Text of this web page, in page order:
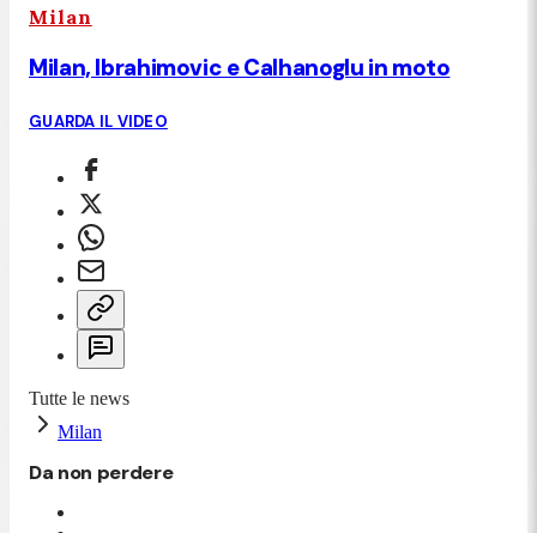
Milan
Milan, Ibrahimovic e Calhanoglu in moto
GUARDA IL VIDEO
Tutte le news
Milan
Da non perdere